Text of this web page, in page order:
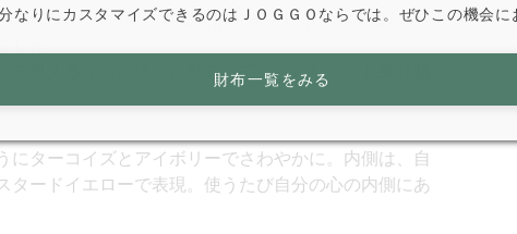
レワークが推奨されるも慣れず、仕事でも失敗した
た。
思えるくらい涼しい顔をして、どんなことも乗り越
ターコイズとアイボリーでさわやかに。内側は、自
ードイエローで表現。使うたび自分の心の内側にあ
なりにカスタマイズできるのはＪＯＧＧＯならでは。ぜひこの機会
財布一覧をみる